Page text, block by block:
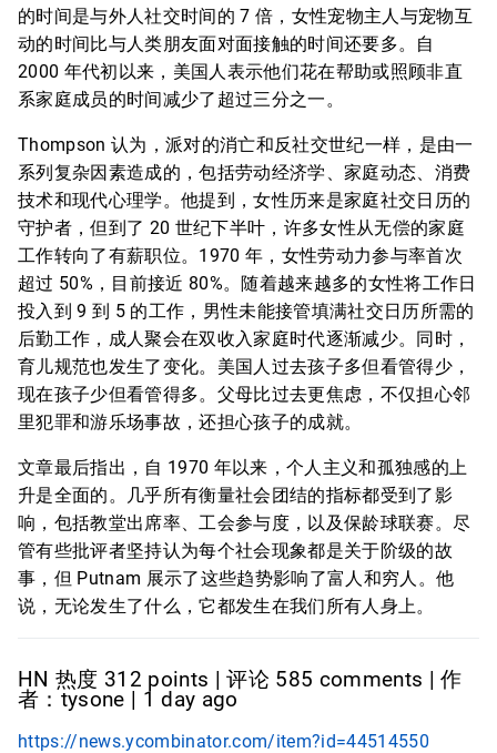
的时间是与外人社交时间的 7 倍，女性宠物主人与宠物互
动的时间比与人类朋友面对面接触的时间还要多。自
2000 年代初以来，美国人表示他们花在帮助或照顾非直
系家庭成员的时间减少了超过三分之一。
Thompson 认为，派对的消亡和反社交世纪一样，是由一
系列复杂因素造成的，包括劳动经济学、家庭动态、消费
技术和现代心理学。他提到，女性历来是家庭社交日历的
守护者，但到了 20 世纪下半叶，许多女性从无偿的家庭
工作转向了有薪职位。1970 年，女性劳动力参与率首次
超过 50%，目前接近 80%。随着越来越多的女性将工作日
投入到 9 到 5 的工作，男性未能接管填满社交日历所需的
后勤工作，成人聚会在双收入家庭时代逐渐减少。同时，
育儿规范也发生了变化。美国人过去孩子多但看管得少，
现在孩子少但看管得多。父母比过去更焦虑，不仅担心邻
里犯罪和游乐场事故，还担心孩子的成就。
文章最后指出，自 1970 年以来，个人主义和孤独感的上
升是全面的。几乎所有衡量社会团结的指标都受到了影
响，包括教堂出席率、工会参与度，以及保龄球联赛。尽
管有些批评者坚持认为每个社会现象都是关于阶级的故
事，但 Putnam 展示了这些趋势影响了富人和穷人。他
说，无论发生了什么，它都发生在我们所有人身上。
HN 热度 312 points | 评论 585 comments | 作
者：tysone | 1 day ago
https://news.ycombinator.com/item?id=44514550